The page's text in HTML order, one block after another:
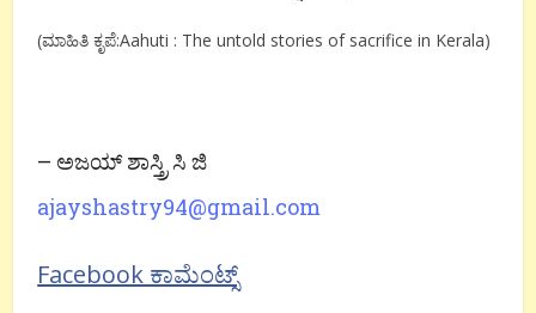
(ಮಾಹಿತಿ ಕೃಪೆ:Aahuti : The untold stories of sacrifice in Kerala)
– ಅಜಯ್ ಶಾಸ್ತ್ರಿ ಸಿ ಜಿ
ajayshastry94@gmail.com
Facebook ಕಾಮೆಂಟ್ಸ್